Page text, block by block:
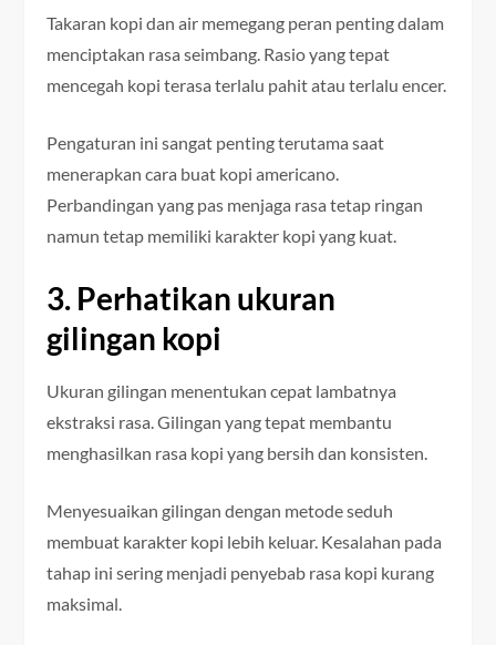
Takaran kopi dan air memegang peran penting dalam
menciptakan rasa seimbang. Rasio yang tepat
mencegah kopi terasa terlalu pahit atau terlalu encer.
Pengaturan ini sangat penting terutama saat
menerapkan cara buat kopi americano.
Perbandingan yang pas menjaga rasa tetap ringan
namun tetap memiliki karakter kopi yang kuat.
3. Perhatikan ukuran
gilingan kopi
Ukuran gilingan menentukan cepat lambatnya
ekstraksi rasa. Gilingan yang tepat membantu
menghasilkan rasa kopi yang bersih dan konsisten.
Menyesuaikan gilingan dengan metode seduh
membuat karakter kopi lebih keluar. Kesalahan pada
tahap ini sering menjadi penyebab rasa kopi kurang
maksimal.